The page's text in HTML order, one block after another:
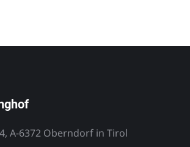
A-6372 Oberndorf in Tirol